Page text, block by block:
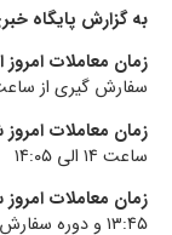
به گزارش پایگاه
زمان معاملات امروز
سفارش گیری از ساعت ۱۲:۳۵ الی
زمان معاملات
ساعت ۱۴ الی ۱۴:۰۵
زمان معاملات
۱۳:۴۵ و دوره سفارش گیری ازساعت۱۲:۴۵الی۱۲:۵۰